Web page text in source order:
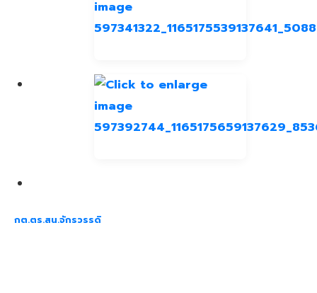
กต.ตร.สน.จักรวรรดิ